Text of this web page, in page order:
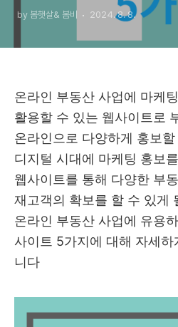
by 봄햇살& 봄비 2024. 8. 8.
온라인 부동산 사업에 마케
활용할 수 있는 웹사이트로
온라인으로 다양하게 홍보
디지털 시대에 마케팅 홍보
웹사이트를 통해 다양한 부
재고객의 확보를 할 수 있게
온라인 부동산 사업에 유용
사이트 5가지에 대해 자세
니다